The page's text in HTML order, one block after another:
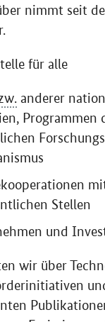
nimmt seit
für alle
anderer
Programmen
Stellen
und
wir über